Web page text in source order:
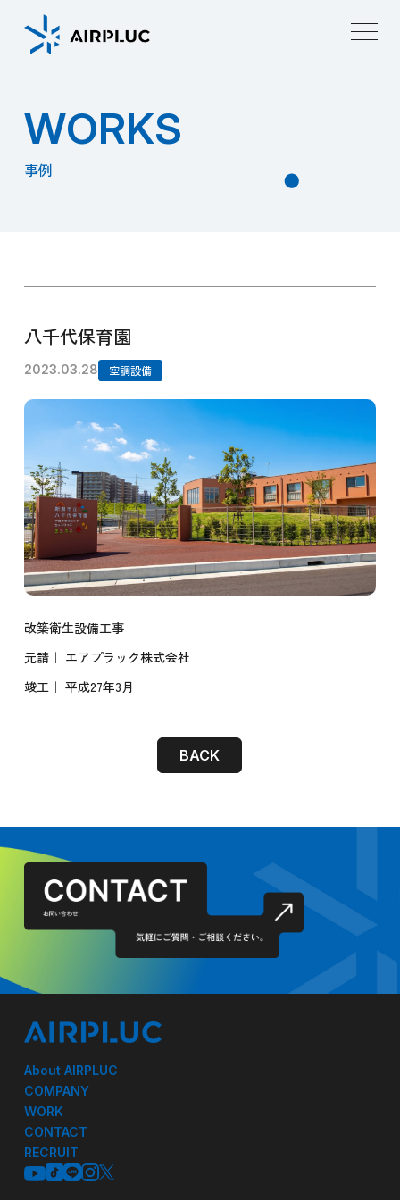
WORKS
事例
八千代保育園
2023.03.28 空調設備
改築衛生設備工事
元請｜ エアプラック株式会社
竣工｜ 平成27年3月
BACK
About AIRPLUC
COMPANY
WORK
CONTACT
RECRUIT